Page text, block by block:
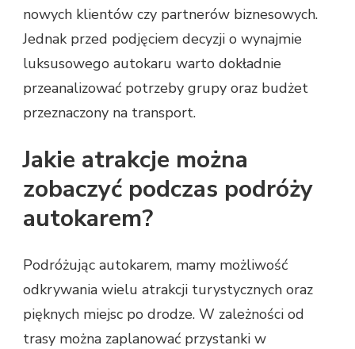
nowych klientów czy partnerów biznesowych.
Jednak przed podjęciem decyzji o wynajmie
luksusowego autokaru warto dokładnie
przeanalizować potrzeby grupy oraz budżet
przeznaczony na transport.
Jakie atrakcje można
zobaczyć podczas podróży
autokarem?
Podróżując autokarem, mamy możliwość
odkrywania wielu atrakcji turystycznych oraz
pięknych miejsc po drodze. W zależności od
trasy można zaplanować przystanki w